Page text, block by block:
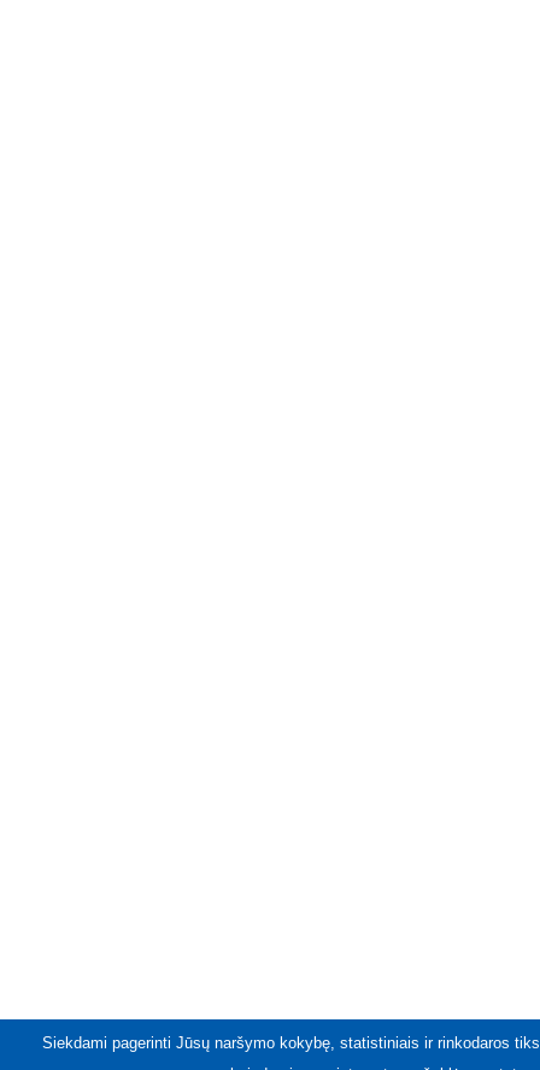
Siekdami pagerinti Jūsų naršymo kokybę, statistiniais ir rinkodaros